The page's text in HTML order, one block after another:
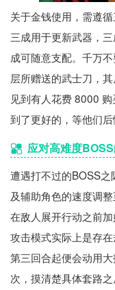
关于金钱使用，需遵
三成用于更新武器，
成可随意支配。千万
层所赠送的武士刀，
见到有人花费 8000
到了更好的，等他们后
应对高难度
遭遇打不过的BOSS
及辅助角色的速度调
在敌人展开行动之前
攻击模式实际上是存
第三回合起便会动用
次，摸清楚具体套路之